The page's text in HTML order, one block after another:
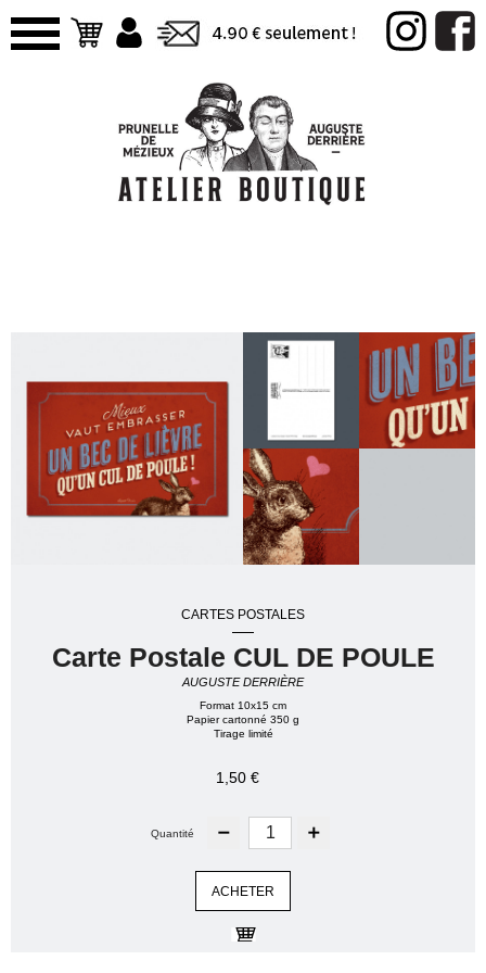
CARTES POSTALES
Carte Postale CUL DE POULE
AUGUSTE DERRIÈRE
Format 10x15 cm
Papier cartonné 350 g
Tirage limité
1,50 €
Quantité
ACHETER